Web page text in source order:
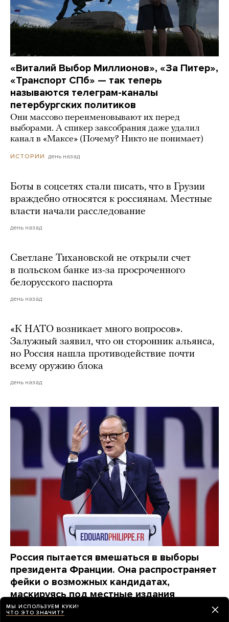
«Виталий Выбор Миллионов», «За Питер»,
«Транспорт СПб» — так теперь
называются телеграм-каналы
петербургских политиков
Они массово переименовывают их перед
выборами. А спикер заксобрания даже удалил
канал в «Максе» (Почему? Никто не понимает)
ИСТОРИИ день назад
Боты в соцсетях стали писать, что в Грузии
враждебно относятся к россиянам. Местные
власти начали расследование
день назад
Светлане Тихановской не открыли счет
в польском банке из-за просроченного
белорусского паспорта
день назад
«К НАТО возникает много вопросов».
Залужный заявил, что он сторонник альянса,
но Россия нашла противодействие почти
всему оружию блока
день назад
Россия пытается вмешаться в выборы
президента Франции. Она распространяет
фейки о возможных кандидатах,
маскируясь под местные издания
От этой кампании пострадали уже как минимум
три крупных политика
МЫ ИСПОЛЬЗУЕМ КУКИ!
ЧТО ЭТО ЗНАЧИТ?